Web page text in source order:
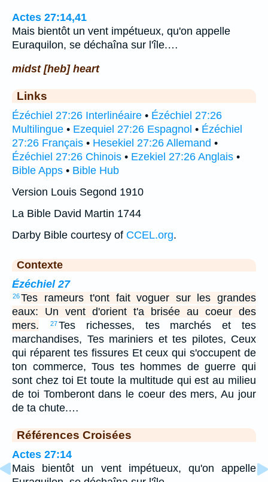
Actes 27:14,41
Mais bientôt un vent impétueux, qu'on appelle
Euraquilon, se déchaîna sur l'île.…
midst [heb] heart
Links
Ézéchiel 27:26 Interlinéaire • Ézéchiel 27:26
Multilingue • Ezequiel 27:26 Espagnol • Ézéchiel
27:26 Français • Hesekiel 27:26 Allemand •
Ézéchiel 27:26 Chinois • Ezekiel 27:26 Anglais •
Bible Apps • Bible Hub
Version Louis Segond 1910
La Bible David Martin 1744
Darby Bible courtesy of CCEL.org.
Contexte
Ézéchiel 27
26Tes rameurs t'ont fait voguer sur les grandes
eaux: Un vent d'orient t'a brisée au coeur des
mers.
27Tes richesses, tes marchés et tes
marchandises, Tes mariniers et tes pilotes, Ceux
qui réparent tes fissures Et ceux qui s'occupent de
ton commerce, Tous tes hommes de guerre qui
sont chez toi Et toute la multitude qui est au milieu
de toi Tomberont dans le coeur des mers, Au jour
de ta chute.…
Références Croisées
Actes 27:14
Mais bientôt un vent impétueux, qu'on appelle